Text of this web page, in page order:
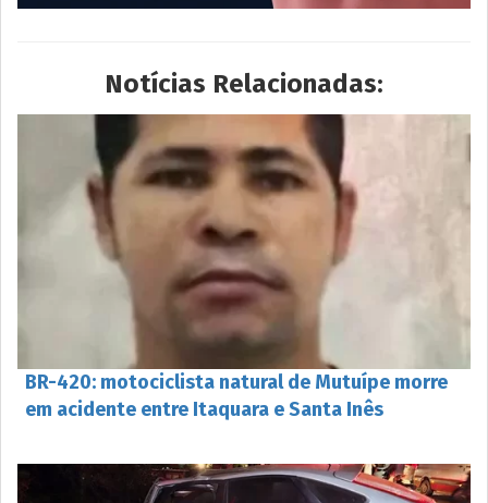
Notícias Relacionadas:
BR-420: motociclista natural de Mutuípe morre
em acidente entre Itaquara e Santa Inês